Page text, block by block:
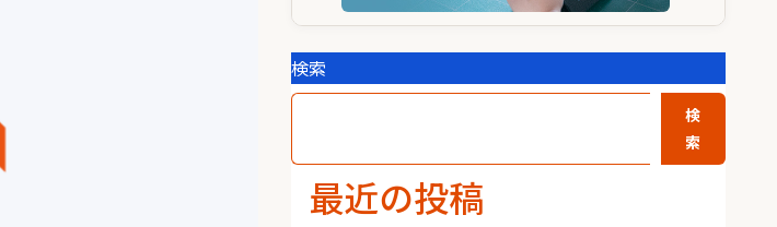
検索
検
索
最近の投稿